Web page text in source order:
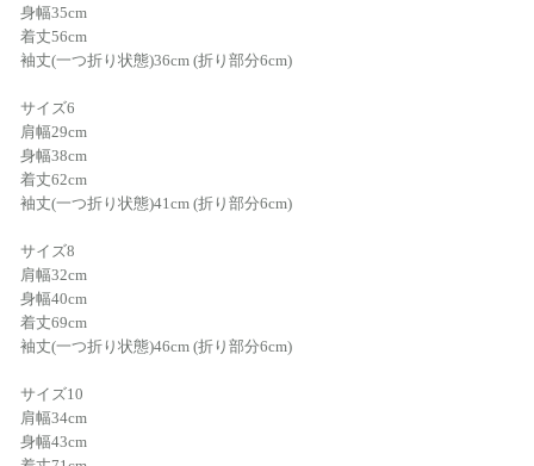
身幅35cm
着丈56cm
袖丈(一つ折り状態)36cm (折り部分6cm)
サイズ6
肩幅29cm
身幅38cm
着丈62cm
袖丈(一つ折り状態)41cm (折り部分6cm)
サイズ8
肩幅32cm
身幅40cm
着丈69cm
袖丈(一つ折り状態)46cm (折り部分6cm)
サイズ10
肩幅34cm
身幅43cm